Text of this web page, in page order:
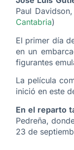
Paul
Cantabria)
El primer día
en un
figurantes
La película
inició en este
En el reparto
Pedreña,
23 de